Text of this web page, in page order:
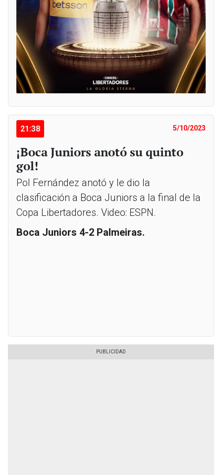
21:38 5/10/2023
¡Boca Juniors anotó su quinto
gol!
Pol Fernández anotó y le dio la
clasificación a Boca Juniors a la final de la
Copa Libertadores. Video: ESPN.
Boca Juniors 4-2 Palmeiras.